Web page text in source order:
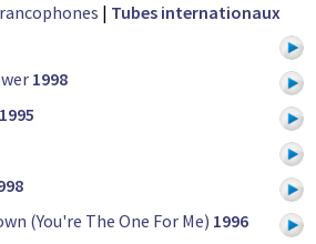
| Tubes internationaux
1998
1995
(You're The One For Me) 1996